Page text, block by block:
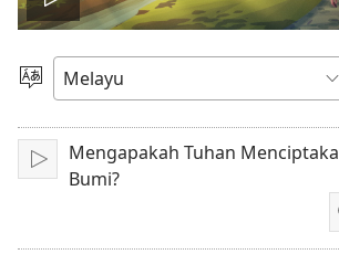
Mainkan
video
Pilih
Bahasa
Main
Mengapakah Tuhan
Bumi?